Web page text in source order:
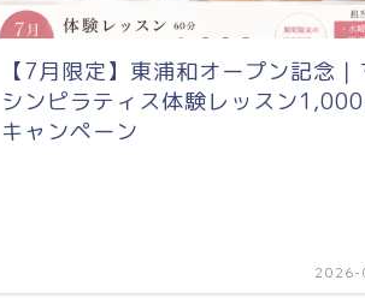
【7月限定】東浦和オープン記念｜
シンピラティス体験レッスン
キャンペーン
2026-